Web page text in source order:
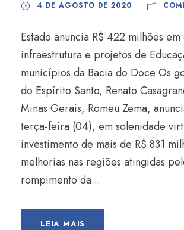
4 DE AGOSTO DE 2020
Estado anuncia R$ 422 milhões
infraestrutura e projetos de
municípios da Bacia do Doce Os
do Espírito Santo, Renato
Minas Gerais, Romeu Zema,
terça-feira (04), em solenidade
investimento de mais de R$ 831
melhorias nas regiões atingidas
rompimento da...
LEIA MAIS